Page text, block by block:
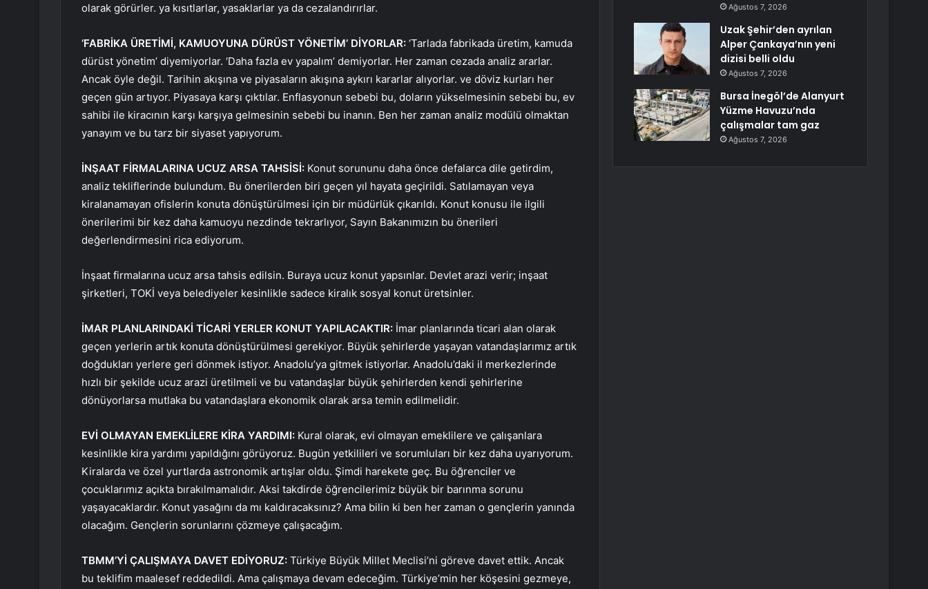
olarak görürler. ya kısıtlarlar, yasaklarlar ya da cezalandırırlar.
‘FABRİKA ÜRETİMİ, KAMUOYUNA DÜRÜST YÖNETİM’ DİYORLAR: ‘Tarlada fabrikada üretim, kamuda
dürüst yönetim’ diyemiyorlar. ‘Daha fazla ev yapalım’ demiyorlar. Her zaman cezada analiz ararlar.
Ancak öyle değil. Tarihin akışına ve piyasaların akışına aykırı kararlar alıyorlar. ve döviz kurları her
geçen gün artıyor. Piyasaya karşı çıktılar. Enflasyonun sebebi bu, doların yükselmesinin sebebi bu, ev
sahibi ile kiracının karşı karşıya gelmesinin sebebi bu inanın. Ben her zaman analiz modülü olmaktan
yanayım ve bu tarz bir siyaset yapıyorum.
İNŞAAT FİRMALARINA UCUZ ARSA TAHSİSİ: Konut sorununu daha önce defalarca dile getirdim,
analiz tekliflerinde bulundum. Bu önerilerden biri geçen yıl hayata geçirildi. Satılamayan veya
kiralanamayan ofislerin konuta dönüştürülmesi için bir müdürlük çıkarıldı. Konut konusu ile ilgili
önerilerimi bir kez daha kamuoyu nezdinde tekrarlıyor, Sayın Bakanımızın bu önerileri
değerlendirmesini rica ediyorum.
İnşaat firmalarına ucuz arsa tahsis edilsin. Buraya ucuz konut yapsınlar. Devlet arazi verir; inşaat
şirketleri, TOKİ veya belediyeler kesinlikle sadece kiralık sosyal konut üretsinler.
İMAR PLANLARINDAKİ TİCARİ YERLER KONUT YAPILACAKTIR: İmar planlarında ticari alan olarak
geçen yerlerin artık konuta dönüştürülmesi gerekiyor. Büyük şehirlerde yaşayan vatandaşlarımız artık
doğdukları yerlere geri dönmek istiyor. Anadolu’ya gitmek istiyorlar. Anadolu’daki il merkezlerinde
hızlı bir şekilde ucuz arazi üretilmeli ve bu vatandaşlar büyük şehirlerden kendi şehirlerine
dönüyorlarsa mutlaka bu vatandaşlara ekonomik olarak arsa temin edilmelidir.
EVİ OLMAYAN EMEKLİLERE KİRA YARDIMI: Kural olarak, evi olmayan emeklilere ve çalışanlara
kesinlikle kira yardımı yapıldığını görüyoruz. Bugün yetkilileri ve sorumluları bir kez daha uyarıyorum.
Kiralarda ve özel yurtlarda astronomik artışlar oldu. Şimdi harekete geç. Bu öğrenciler ve
çocuklarımız açıkta bırakılmamalıdır. Aksi takdirde öğrencilerimiz büyük bir barınma sorunu
yaşayacaklardır. Konut yasağını da mı kaldıracaksınız? Ama bilin ki ben her zaman o gençlerin yanında
olacağım. Gençlerin sorunlarını çözmeye çalışacağım.
TBMM’Yİ ÇALIŞMAYA DAVET EDİYORUZ: Türkiye Büyük Millet Meclisi’ni göreve davet ettik. Ancak
bu teklifim maalesef reddedildi. Ama çalışmaya devam edeceğim. Türkiye’min her köşesini gezmeye,
Ağustos 7, 2026
Uzak Şehir’den ayrılan
Alper Çankaya’nın yeni
dizisi belli oldu
Ağustos 7, 2026
Bursa İnegöl’de Alanyurt
Yüzme Havuzu’nda
çalışmalar tam gaz
Ağustos 7, 2026